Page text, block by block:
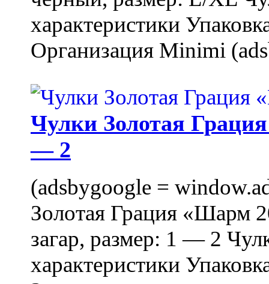
характеристики
Организация Minimi
Чулки Золотая
— 2
(adsbygoogle =
Золотая Грация «Шарм
загар, размер: 1 — 2
характеристики